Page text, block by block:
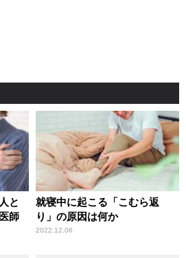
と
師
就寝中に起こる「こむら返
り」の原因は何か
2022.12.06